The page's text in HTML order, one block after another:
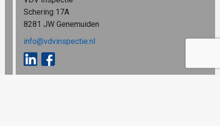
Schering 17A
8281 JW Genemuiden
info@vdvinspectie.nl